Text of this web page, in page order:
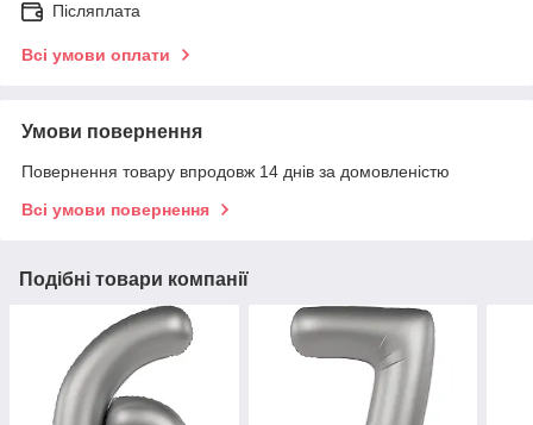
Післяплата
Всі умови оплати
Умови повернення
Повернення товару впродовж 14 днів за домовленістю
Всі умови повернення
Подібні товари компанії